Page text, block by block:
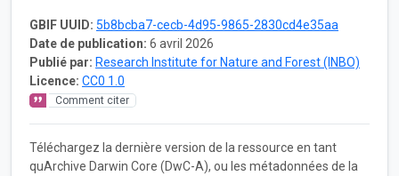
GBIF UUID: 5b8bcba7-cecb-4d95-9865-2830cd4e35aa
Date de publication: 6 avril 2026
Publié par: Research Institute for Nature and Forest (INBO)
Licence: CC0 1.0
Comment citer
Téléchargez la dernière version de la ressource en tant
quArchive Darwin Core (DwC-A), ou les métadonnées de la